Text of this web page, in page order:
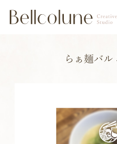
らぁ麺バル